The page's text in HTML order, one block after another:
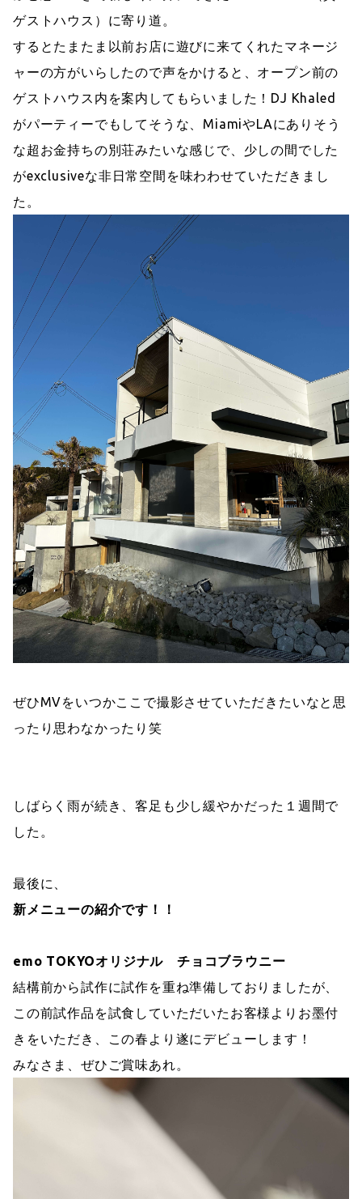
ゲストハウス）に寄り道。
するとたまたま以前お店に遊びに来てくれたマネージ
ャーの方がいらしたので声をかけると、オープン前の
ゲストハウス内を案内してもらいました！DJ Khaled
がパーティーでもしてそうな、MiamiやLAにありそう
な超お金持ちの別荘みたいな感じで、少しの間でした
がexclusiveな非日常空間を味わわせていただきまし
た。
ぜひMVをいつかここで撮影させていただきたいなと思
ったり思わなかったり笑
しばらく雨が続き、客足も少し緩やかだった１週間で
した。
最後に、
新メニューの紹介です！！
emo TOKYOオリジナル チョコブラウニー
結構前から試作に試作を重ね準備しておりましたが、
この前試作品を試食していただいたお客様よりお墨付
きをいただき、この春より遂にデビューします！
みなさま、ぜひご賞味あれ。